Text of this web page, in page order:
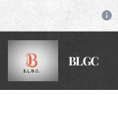
BLGC